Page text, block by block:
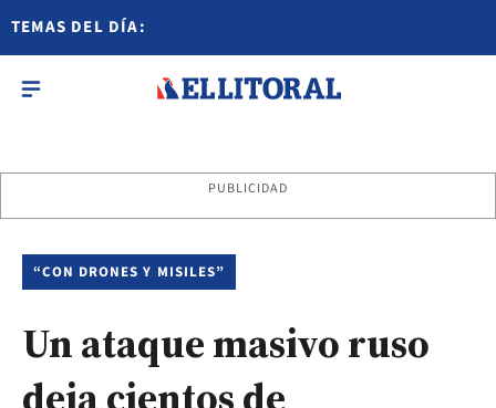
TEMAS DEL DÍA:
PUBLICIDAD
“CON DRONES Y MISILES”
Un ataque masivo ruso